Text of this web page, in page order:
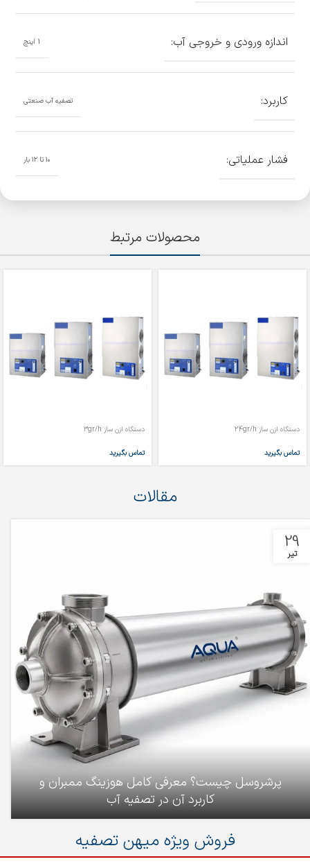
اندازه ورودی و خروجی آب: 1 اینچ
کاربرد: تصفیه آب صنعتی
فشار عملیاتی: ۱۰ تا ۱۲ بار
محصولات مرتبط
دستگاه ازن ساز 24gr/h
تماس بگیرید
دستگاه ازن ساز 3gr/h
تماس بگیرید
مقالات
29
تیر
پرشروسل چیست؟ معرفی کامل هوزینگ ممبران و
کاربرد آن در تصفیه آب
فروش ویژه میهن تصفیه